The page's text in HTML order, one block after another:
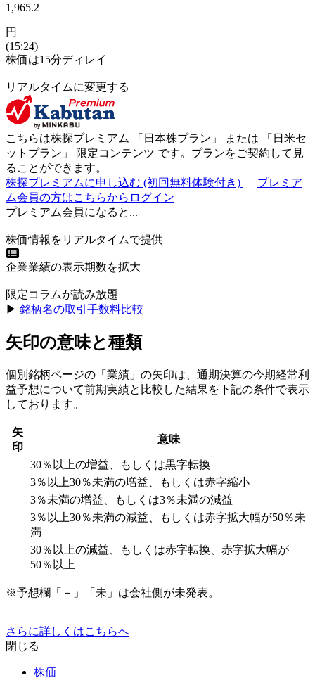
1,965.2
円
(15:24)
株価は15分ディレイ
リアルタイムに変更する
こちらは株探プレミアム 「 日本株プラン 」 または 「 日米セ
ットプラン 」 限定コンテンツ です。プランをご契約して見
ることができます。
株探プレミアムに申し込む (初回無料体験付き)
プレミア
ム会員の方はこちらからログイン
プレミアム会員になると...
株価情報をリアルタイムで提供
企業業績の表示期数を拡大
限定コラムが読み放題
▶︎ 銘柄名の取引手数料比較
矢印の意味と種類
個別銘柄ページの「業績」の矢印は、通期決算の今期経常利
益予想について前期実績と比較した結果を下記の条件で表示
しております。
矢
印
意味
30％以上の増益、もしくは黒字転換
3％以上30％未満の増益、もしくは赤字縮小
3％未満の増益、もしくは3％未満の減益
3％以上30％未満の減益、もしくは赤字拡大幅が50％未
満
30％以上の減益、もしくは赤字転換、赤字拡大幅が
50％以上
※予想欄「－」「未」は会社側が未発表。
さらに詳しくはこちらへ
閉じる
株価